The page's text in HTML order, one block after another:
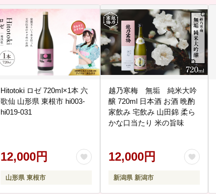
Hitotoki ロゼ 720ml×1本 六
歌仙 山形県 東根市 hi003-
hi019-031
12,000円
山形県 東根市
越乃寒梅 無垢 純米大吟
醸 720ml 日本酒 お酒 晩酌
家飲み 宅飲み 山田錦 柔ら
かな口当たり 米の旨味
12,000円
新潟県 新潟市